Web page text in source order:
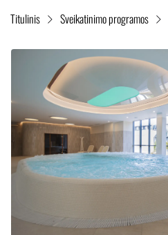
Titulinis Sveikatinimo programos